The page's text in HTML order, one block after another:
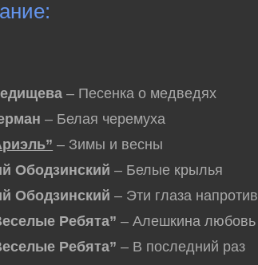
– Песенка о медведях
– Белая черемуха
– Зимы и весны
Ободзинский – Белые крылья
Ободзинский – Эти глаза напротив
Ребята” – Алешкина любовь
Ребята” – В последний раз